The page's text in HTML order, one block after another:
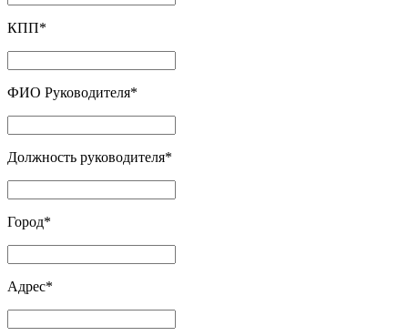
КПП*
ФИО Руководителя*
Должность руководителя*
Город*
Адрес*